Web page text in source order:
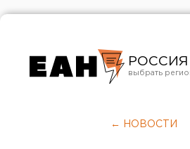
РОССИЯ
← НОВОСТИ